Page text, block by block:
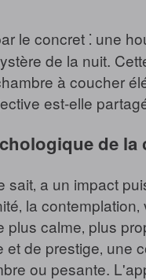
le concret ⁚ une
de la nuit.
à coucher
est-elle
de la
sait‚ a un impact
la
plus calme‚ plus
et de prestige‚ une
ou pesante.